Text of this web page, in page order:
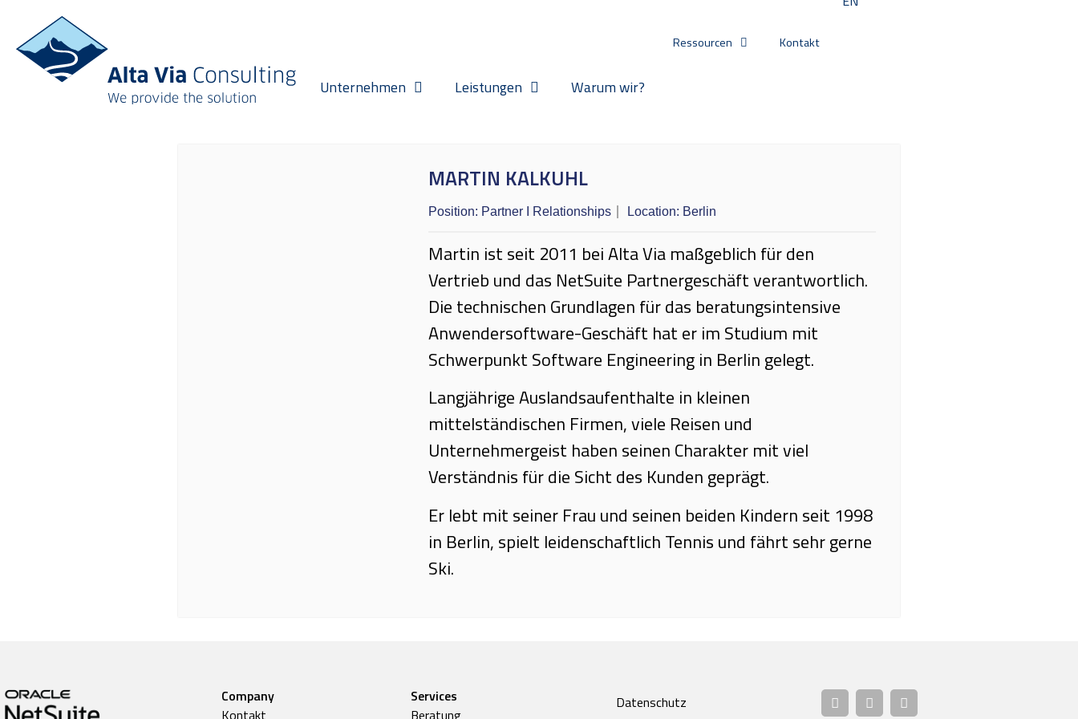
Ressourcen Kontakt
Unternehmen Leistungen Warum wir?
MARTIN KALKUHL
Position: Partner I Relationships Location: Berlin
Martin ist seit 2011 bei Alta Via maßgeblich für den
Vertrieb und das NetSuite Partnergeschäft verantwortlich.
Die technischen Grundlagen für das beratungsintensive
Anwendersoftware-Geschäft hat er im Studium mit
Schwerpunkt Software Engineering in Berlin gelegt.
Langjährige Auslandsaufenthalte in kleinen
mittelständischen Firmen, viele Reisen und
Unternehmergeist haben seinen Charakter mit viel
Verständnis für die Sicht des Kunden geprägt.
Er lebt mit seiner Frau und seinen beiden Kindern seit 1998
in Berlin, spielt leidenschaftlich Tennis und fährt sehr gerne
Ski.
Company
Kontakt
Services
Beratung
Datenschutz